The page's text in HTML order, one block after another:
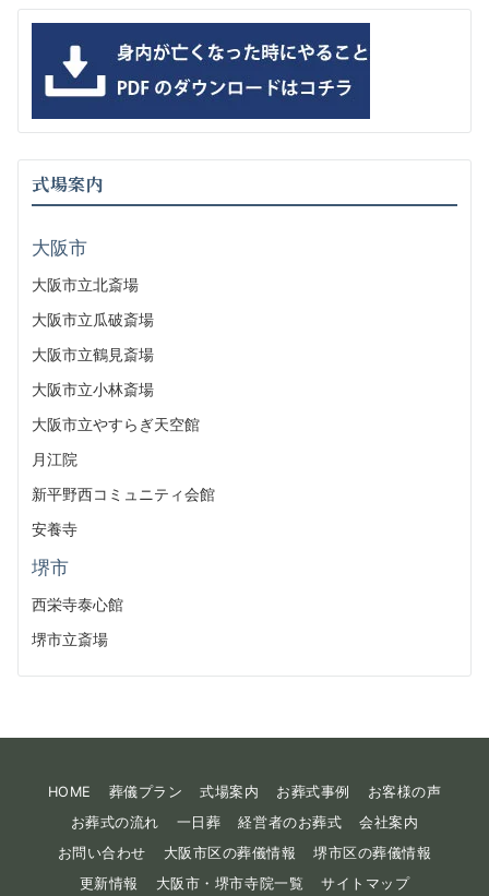
式場案内
大阪市
大阪市立北斎場
大阪市立瓜破斎場
大阪市立鶴見斎場
大阪市立小林斎場
大阪市立やすらぎ天空館
月江院
新平野西コミュニティ会館
安養寺
堺市
西栄寺泰心館
堺市立斎場
HOME 葬儀プラン 式場案内 お葬式事例
お客様の声
お葬式の流れ
一日葬 経営者のお葬式
会社案内
お問い合わせ
大阪市区の葬儀情報
堺市区の葬儀情報
更新情報
大阪市・堺市寺院一覧 サイトマップ